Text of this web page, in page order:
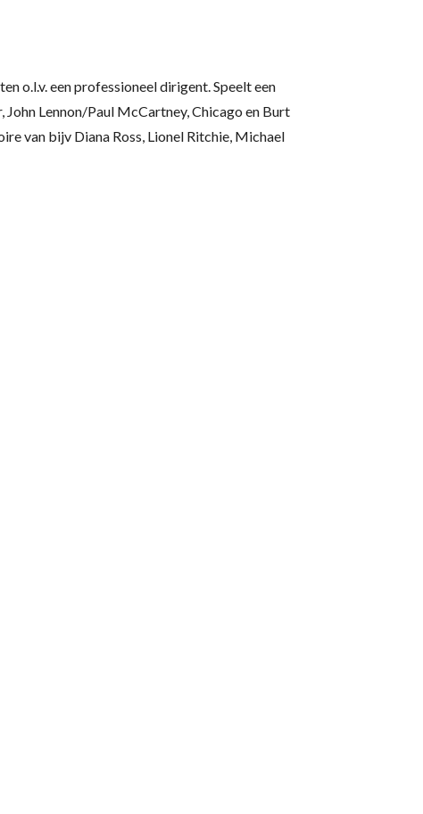
o.l.v. een professioneel dirigent. Speelt een
Lennon/Paul McCartney, Chicago en Burt
van bijv Diana Ross, Lionel Ritchie, Michael